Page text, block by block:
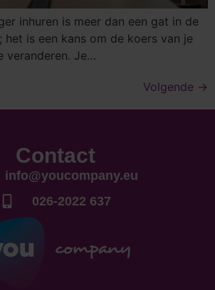
inhuren is meer dan een gat in de
is een kans om de koers van je
veranderen. Je…
Volgende →
Contact
info@youcompany.eu
026-2022 637